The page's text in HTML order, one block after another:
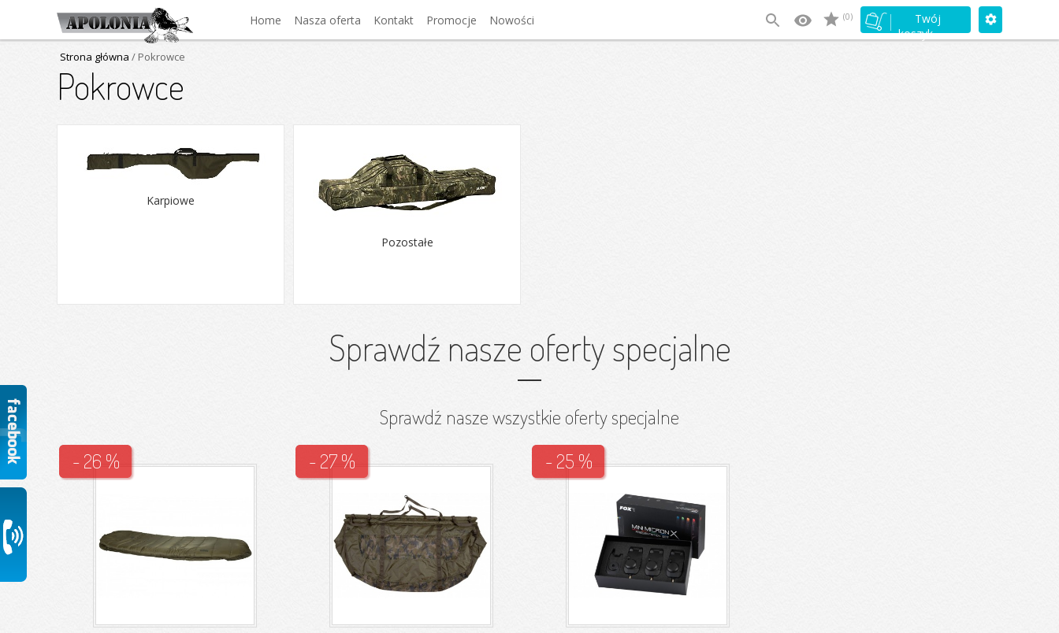
Home Nasza oferta Kontakt Promocje Nowości (0)
Twój
koszyk
Strona główna / Pokrowce
Pokrowce
Karpiowe
Pozostałe
Sprawdź nasze oferty specjalne
Sprawdź nasze wszystkie oferty specjalne
- 26 % - 27 % - 25 %